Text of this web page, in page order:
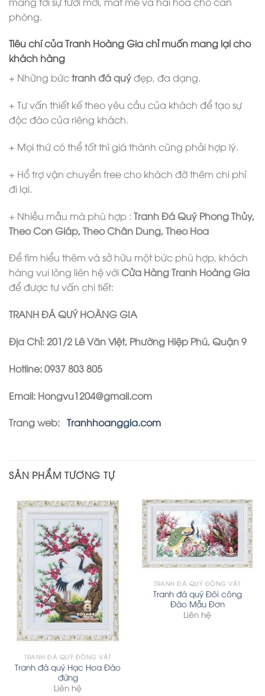
phòng.
Tiêu chí của Tranh Hoàng Gia chỉ muốn mang lại cho
khách hàng
+ Những bứctranh đá quýđẹp, đa dạng.
+ Tư vấn thiết kế theo yêu cầu của khách để tạo sự
độc đáo của riêng khách.
+ Mọi thứ có thể tốt thì giá thành cũng phải hợp lý.
+ Hổ trợ vận chuyển free cho khách đỡ thêm chi phí
đi lại.
+ Nhiều mẫu mà phù hợp : Tranh Đá Quý Phong Thủy,
Theo Con Giáp, Theo Chân Dung, Theo Hoa
Để tìm hiểu thêm và sở hữu một bức phù hợp, khách
hàng vui lòng liên hệ với Cửa Hàng Tranh Hoàng Gia
để được tư vấn chi tiết:
TRANH ĐÁ QUÝ HOÀNG GIA
Địa Chỉ: 201/2 Lê Văn Việt, Phường Hiệp Phú, Quận 9
Hotline: 0937 803 805
Email: Hongvu1204@gmail.com
Trang web: Tranhhoanggia.com
SẢN PHẨM TƯƠNG TỰ
TRANH ĐÁ QUÝ ĐỘNG VẬT
Tranh đá quý Hạc Hoa Đào
đứng
Liên hệ
TRANH ĐÁ QUÝ ĐỘNG VẬT
Tranh đá quý Đôi công
Đào Mẫu Đơn
Liên hệ